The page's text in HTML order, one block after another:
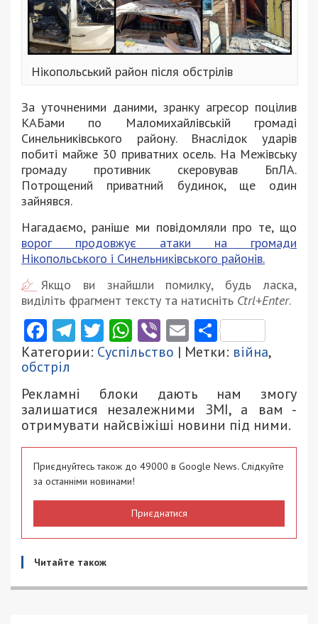
Нікопольський район після обстрілів
За уточненими даними, зранку агресор поцілив
КАБами по Маломихайлівській громаді
Синельниківського району. Внаслідок ударів
побиті майже 30 приватних осель. На Межівську
громаду противник скеровував БпЛА.
Потрощений приватний будинок, ще один
зайнявся.
Нагадаємо, раніше ми повідомляли про те, що
ворог продовжує атаки на громади
Нікопольського і Синельниківського районів.
Якщо ви знайшли помилку, будь ласка,
виділіть фрагмент тексту та натисніть Ctrl+Enter.
Facebook
Telegram
Twitter
WhatsApp
ViberEmail
Категории: Суспільство | Метки: війна,
обстріл
Рекламні блоки дають нам змогу
залишатися незалежними ЗМІ, а вам -
отримувати найсвіжіші новини під ними.
Приєднуйтесь також до 49000 в Google News. Слідкуйте
за останніми новинами!
Приєднатися
Читайте також